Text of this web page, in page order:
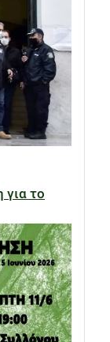
για το